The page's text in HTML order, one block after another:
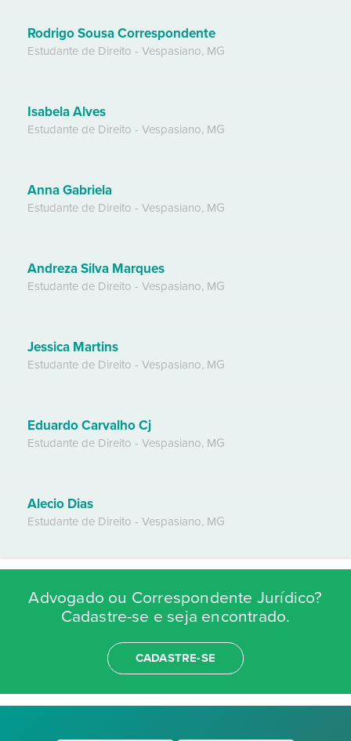
Rodrigo Sousa Correspondente
Estudante de Direito - Vespasiano, MG
Isabela Alves
Estudante de Direito - Vespasiano, MG
Anna Gabriela
Estudante de Direito - Vespasiano, MG
Andreza Silva Marques
Estudante de Direito - Vespasiano, MG
Jessica Martins
Estudante de Direito - Vespasiano, MG
Eduardo Carvalho Cj
Estudante de Direito - Vespasiano, MG
Alecio Dias
Estudante de Direito - Vespasiano, MG
Advogado ou Correspondente Jurídico?
Cadastre-se e seja encontrado.
CADASTRE-SE